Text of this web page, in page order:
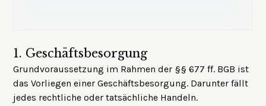
1. Geschäftsbesorgung
Grundvoraussetzung im Rahmen der §§ 677 ff. BGB ist
das Vorliegen einer Geschäftsbesorgung. Darunter fällt
jedes rechtliche oder tatsächliche Handeln.